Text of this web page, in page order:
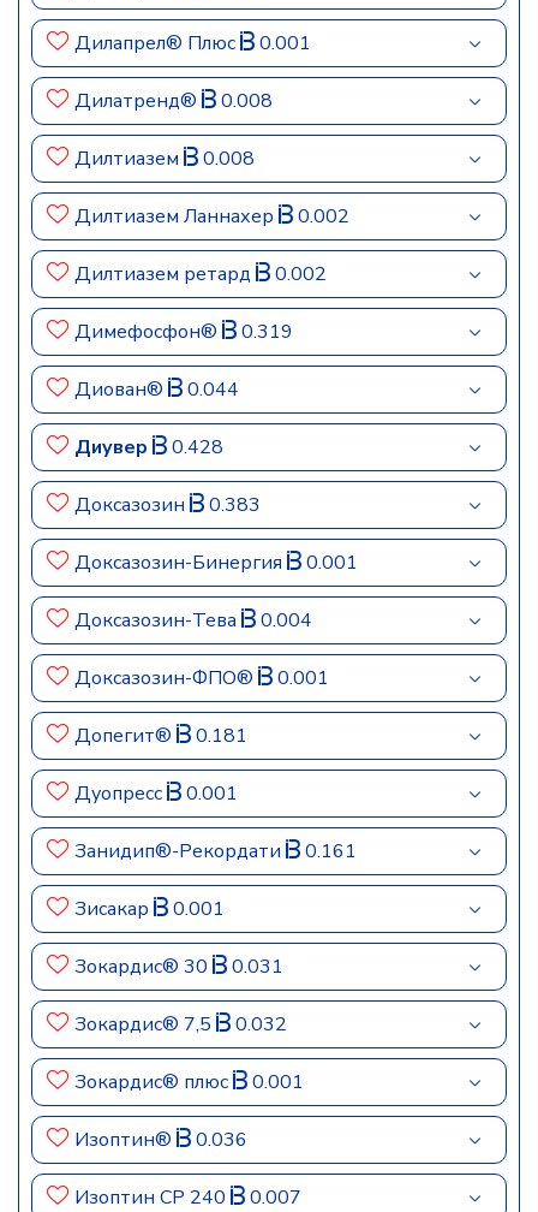
Дилапрел® Плюс 0.001
Дилатренд® 0.008
Дилтиазем 0.008
Дилтиазем Ланнахер 0.002
Дилтиазем ретард 0.002
Димефосфон® 0.319
Диован® 0.044
Диувер 0.428
Доксазозин 0.383
Доксазозин-Бинергия 0.001
Доксазозин-Тева 0.004
Доксазозин-ФПО® 0.001
Допегит® 0.181
Дуопресс 0.001
Занидип®-Рекордати 0.161
Зисакар 0.001
Зокардис® 30 0.031
Зокардис® 7,5 0.032
Зокардис® плюс 0.001
Изоптин® 0.036
Изоптин СР 240 0.007